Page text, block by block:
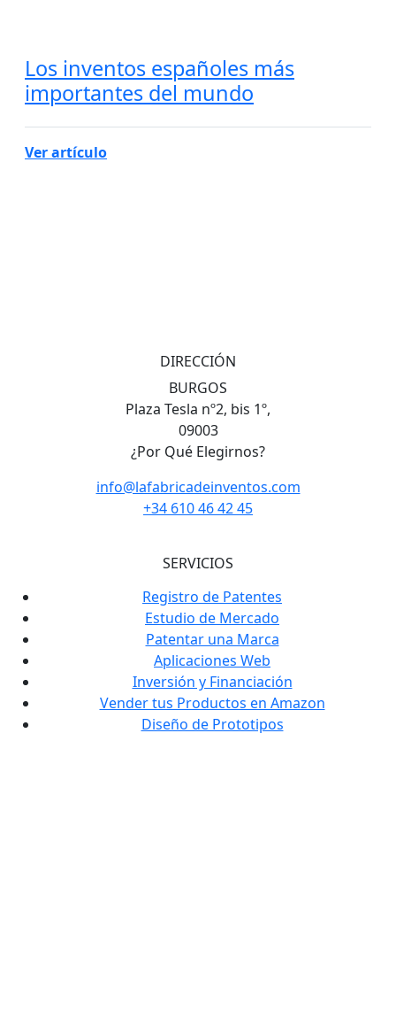
Los inventos españoles más
importantes del mundo
Ver artículo
DIRECCIÓN
BURGOS
Plaza Tesla nº2, bis 1º,
09003
¿Por Qué Elegirnos?
info@lafabricadeinventos.com
+34 610 46 42 45
SERVICIOS
Registro de Patentes
Estudio de Mercado
Patentar una Marca
Aplicaciones Web
Inversión y Financiación
Vender tus Productos en Amazon
Diseño de Prototipos